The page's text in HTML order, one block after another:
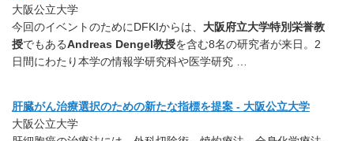
大阪公立大学
今回のイベントのためにDFKIからは、 大阪府立大学特別栄誉教
授でもあるAndreas Dengel教授を含む8名の研究者が来日。2
日間にわたり本学の情報学研究科や医学研究 …
肝臓がん治療選択のための新たな指標を提案 - 大阪公立大学
大阪公立大学